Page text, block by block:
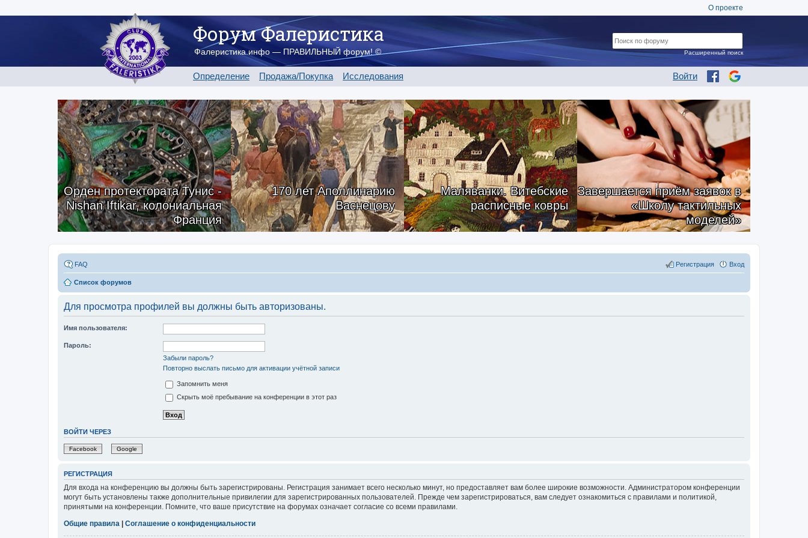
О проекте
Форум Фалеристика
Фалеристика.инфо — ПРАВИЛЬНЫЙ форум! ©
Определение Продажа/Покупка Исследования Войти
Расширенный поиск
Орден протектората Тунис -
Nishan Iftikar, колониальная
Франция
170 лет Аполлинарию
Васнецову
Маляванки. Витебские
расписные ковры
Завершается приём заявок в
«Школу тактильных
моделей»
FAQ Вход
Регистрация
Список форумов
Для просмотра профилей вы должны быть авторизованы.
Имя пользователя:
Пароль:
Забыли пароль?
Повторно выслать письмо для активации учётной записи
Запомнить меня
Скрыть моё пребывание на конференции в этот раз
ВОЙТИ ЧЕРЕЗ
Facebook Google
РЕГИСТРАЦИЯ
Для входа на конференцию вы должны быть зарегистрированы. Регистрация занимает всего несколько минут, но предоставляет вам более широкие возможности. Администратором конференции
могут быть установлены также дополнительные привилегии для зарегистрированных пользователей. Прежде чем зарегистрироваться, вам следует ознакомиться с правилами и политикой,
принятыми на конференции. Помните, что ваше присутствие на форумах означает согласие со всеми правилами.
Общие правила
Соглашение о конфиденциальности